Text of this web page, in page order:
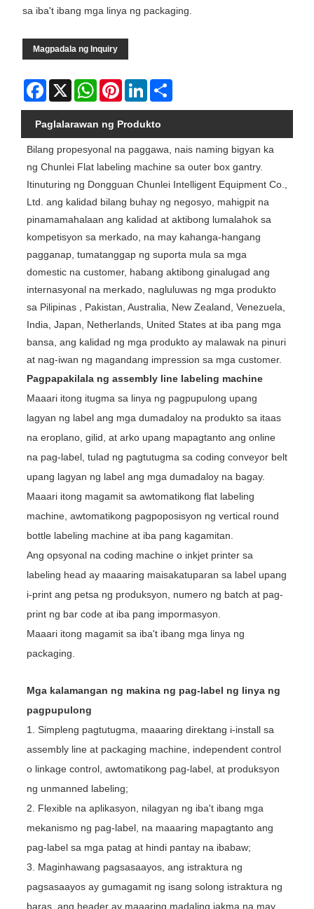
sa iba't ibang mga linya ng packaging.
Magpadala ng Inquiry
Facebook
X WhatsAppPinterestLinkedIn
Paglalarawan ng Produkto
Bilang propesyonal na paggawa, nais naming bigyan ka
ng Chunlei Flat labeling machine sa outer box gantry.
Itinuturing ng Dongguan Chunlei Intelligent Equipment Co.,
Ltd. ang kalidad bilang buhay ng negosyo, mahigpit na
pinamamahalaan ang kalidad at aktibong lumalahok sa
kompetisyon sa merkado, na may kahanga-hangang
pagganap, tumatanggap ng suporta mula sa mga
domestic na customer, habang aktibong ginalugad ang
internasyonal na merkado, nagluluwas ng mga produkto
sa Pilipinas , Pakistan, Australia, New Zealand, Venezuela,
India, Japan, Netherlands, United States at iba pang mga
bansa, ang kalidad ng mga produkto ay malawak na pinuri
at nag-iwan ng magandang impression sa mga customer.
Pagpapakilala ng assembly line labeling machine
Maaari itong itugma sa linya ng pagpupulong upang
lagyan ng label ang mga dumadaloy na produkto sa itaas
na eroplano, gilid, at arko upang mapagtanto ang online
na pag-label, tulad ng pagtutugma sa coding conveyor belt
upang lagyan ng label ang mga dumadaloy na bagay.
Maaari itong magamit sa awtomatikong flat labeling
machine, awtomatikong pagpoposisyon ng vertical round
bottle labeling machine at iba pang kagamitan.
Ang opsyonal na coding machine o inkjet printer sa
labeling head ay maaaring maisakatuparan sa label upang
i-print ang petsa ng produksyon, numero ng batch at pag-
print ng bar code at iba pang impormasyon.
Maaari itong magamit sa iba't ibang mga linya ng
packaging.
Mga kalamangan ng makina ng pag-label ng linya ng
pagpupulong
1. Simpleng pagtutugma, maaaring direktang i-install sa
assembly line at packaging machine, independent control
o linkage control, awtomatikong pag-label, at produksyon
ng unmanned labeling;
2. Flexible na aplikasyon, nilagyan ng iba't ibang mga
mekanismo ng pag-label, na maaaring mapagtanto ang
pag-label sa mga patag at hindi pantay na ibabaw;
3. Maginhawang pagsasaayos, ang istraktura ng
pagsasaayos ay gumagamit ng isang solong istraktura ng
baras, ang header ay maaaring madaling iakma na may